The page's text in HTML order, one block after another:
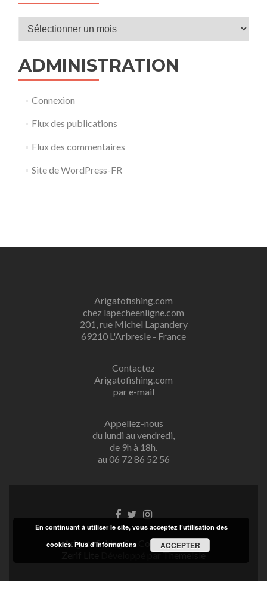
Nos
ADMINISTRATION
Connexion
Flux des publications
Flux des commentaires
Site de WordPress-FR
Arigatofishing.com
chez lapecheenligne.com
201, rue Michel Lapandery
69210 L'Arbresle - France
Contactez
Arigatofishing.com
par e-mail
Appellez-nous
du lundi au vendredi,
de 9h à 18h.
au 06 72 86 52 56
Lien
Facebook
Lien
Twitter
Lien
Instagram
Arigatofishing® - Copyright 2025
Développé parThemeIsle
En continuant à utiliser le site, vous acceptez l’utilisation des
cookies.Plus d’informations ACCEPTER